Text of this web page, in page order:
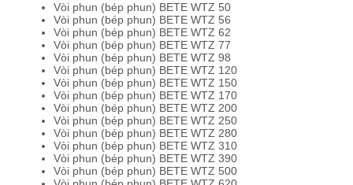
Vòi phun (bép phun) BETE WTZ 50
Vòi phun (bép phun) BETE WTZ 56
Vòi phun (bép phun) BETE WTZ 62
Vòi phun (bép phun) BETE WTZ 77
Vòi phun (bép phun) BETE WTZ 98
Vòi phun (bép phun) BETE WTZ 120
Vòi phun (bép phun) BETE WTZ 150
Vòi phun (bép phun) BETE WTZ 170
Vòi phun (bép phun) BETE WTZ 200
Vòi phun (bép phun) BETE WTZ 250
Vòi phun (bép phun) BETE WTZ 280
Vòi phun (bép phun) BETE WTZ 310
Vòi phun (bép phun) BETE WTZ 390
Vòi phun (bép phun) BETE WTZ 500